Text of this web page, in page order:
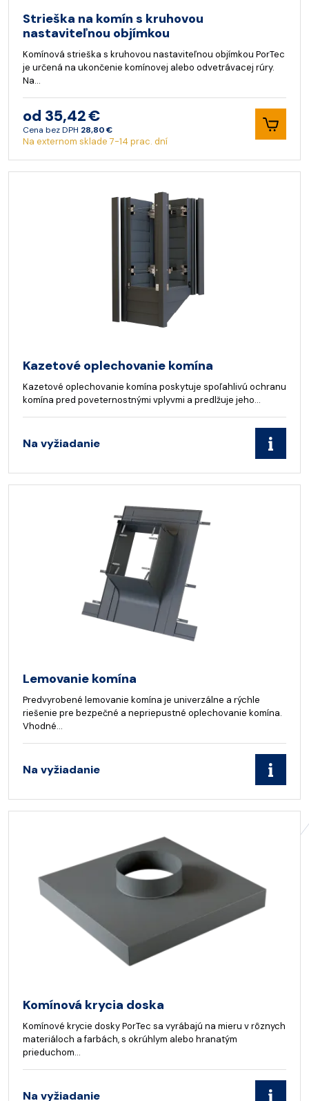
Strieška na komín s kruhovou
nastaviteľnou objímkou
Komínová strieška s kruhovou nastaviteľnou objímkou PorTec
je určená na ukončenie komínovej alebo odvetrávacej rúry.
Na…
od 35,42 €
Cena bez DPH 28,80 €
Na externom sklade 7-14 prac. dní
Kazetové oplechovanie komína
Kazetové oplechovanie komína poskytuje spoľahlivú ochranu
komína pred poveternostnými vplyvmi a predlžuje jeho…
Na vyžiadanie
Lemovanie komína
Predvyrobené lemovanie komína je univerzálne a rýchle
riešenie pre bezpečné a nepriepustné oplechovanie komína.
Vhodné…
Na vyžiadanie
Komínová krycia doska
Komínové krycie dosky PorTec sa vyrábajú na mieru v rôznych
materiáloch a farbách, s okrúhlym alebo hranatým
prieduchom…
Na vyžiadanie